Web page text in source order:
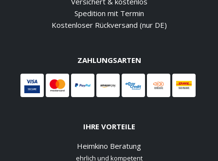
Spedition mit Termin
Kostenloser Rückversand (nur DE)
ZAHLUNGSARTEN
IHRE VORTEILE
Heimkino Beratung
ehrlich und kompetent